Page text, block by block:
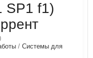
SP1 f1)
/ Системы для